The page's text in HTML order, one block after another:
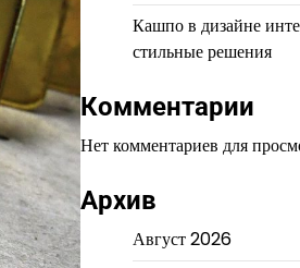
Кашпо в дизайне
стильные решения
Комментарии
Нет комментариев для
Архив
Август 2026